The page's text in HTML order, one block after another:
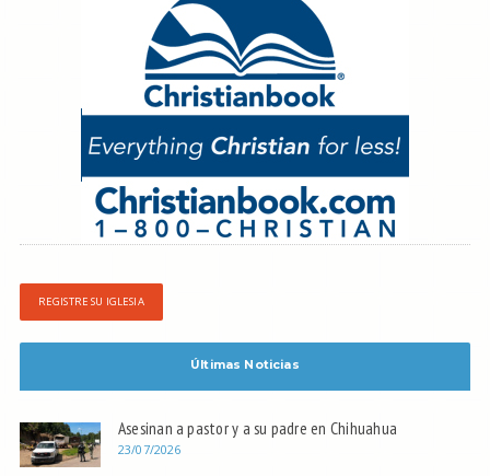
REGISTRE SU IGLESIA
Últimas Noticias
Asesinan a pastor y a su padre en Chihuahua
23/07/2026